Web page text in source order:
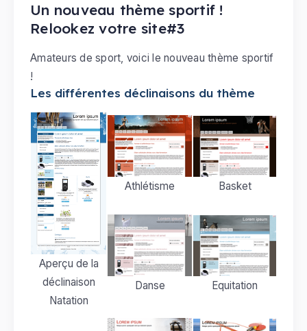
Un nouveau thème sportif !
Relookez votre site#3
Amateurs de sport, voici le nouveau thème sportif
!
Les différentes déclinaisons du thème
Aperçu de la
déclinaison
Natation
Athlétisme Basket
Danse Equitation